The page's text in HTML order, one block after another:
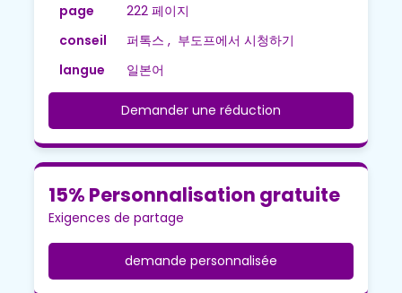
page
222 페이지
conseil
퍼톡스 , 부도프에서 시청하기
langue
일본어
Demander une réduction
15% Personnalisation gratuite
Exigences de partage
demande personnalisée